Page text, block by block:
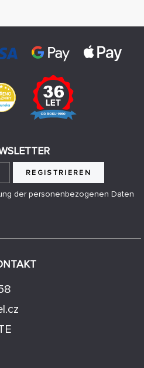
REGISTRIEREN
der personenbezogenen Daten